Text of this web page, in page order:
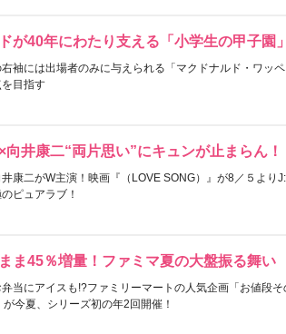
が40年にわたり支える「小学生の甲子園」
袖には出場者のみに与えられる「マクドナルド・ワッ
目指す
向井康二“両片思い”にキュンが止まらん！
康二がW主演！映画『（LOVE SONG）』が8／５より
ピュアラブ！
ま45％増量！ファミマ夏の大盤振る舞い
当にアイスも!?ファミリーマートの人気企画「お値段そ
今夏、シリーズ初の年2回開催！